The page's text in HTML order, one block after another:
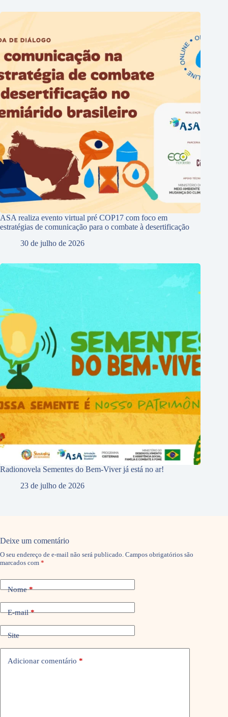
ASA realiza evento virtual pré COP17 com foco em
estratégias de comunicação para o combate à desertificação
30 de julho de 2026
Radionovela Sementes do Bem-Viver já está no ar!
23 de julho de 2026
Deixe um comentário
O seu endereço de e-mail não será publicado. Campos obrigatórios são
marcados com *
Nome*
E-mail*
Site
Adicionar comentário *